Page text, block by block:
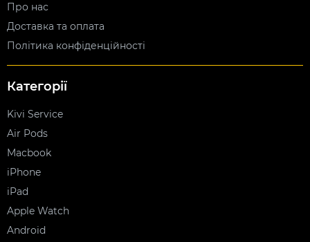
Про нас
Доставка та оплата
Політика конфіденційності
Категорії
Kivi Service
Air Pods
Macbook
iPhone
iPad
Apple Watch
Android